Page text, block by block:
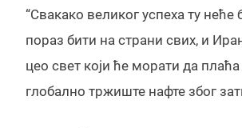
“Свакако великог успеха ту
пораз бити на страни свих, и
цео свет који ће морати да
глобално тржиште нафте због